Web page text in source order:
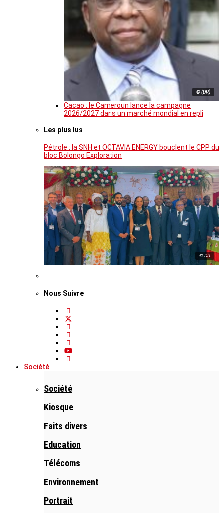
© (DR)
Cacao : le Cameroun lance la campagne
2026/2027 dans un marché mondial en repli
Les plus lus
Pétrole : la SNH et OCTAVIA ENERGY bouclent le CPP du
bloc Bolongo Exploration
© DR
Nous Suivre
Société
Société
Kiosque
Faits divers
Education
Télécoms
Environnement
Portrait